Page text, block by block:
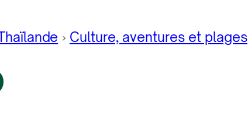
Culture, aventures et plages de rêve en famille